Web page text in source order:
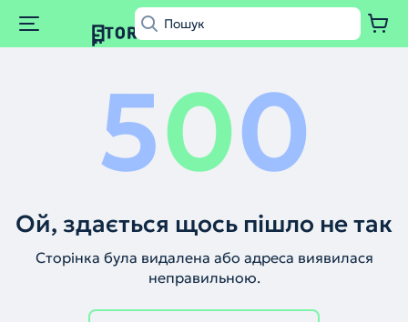
500
Ой, здається щось пішло не так
Сторінка була видалена або адреса виявилася
неправильною.